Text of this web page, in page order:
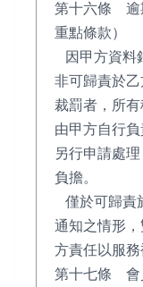
第十六條 逾
重點條款）
因甲方資料
非可歸責於
裁罰者，所
由甲方自行
另行申請處
負擔。
僅於可歸責
通知之情形
方責任以服務
第十七條 會